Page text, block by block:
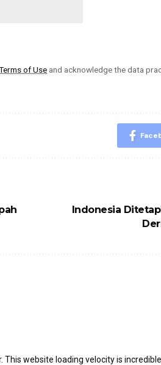
of Use and acknowledge the data
Indonesia
website loading velocity is incredible.